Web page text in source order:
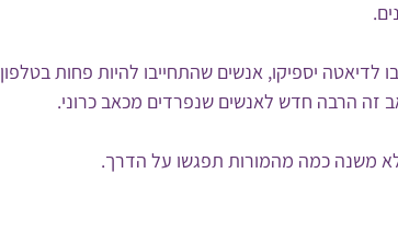
לדיאטה יספיקו, אנשים שהתחייבו להיות פחות בטלפון
זה הרבה חדש לאנשים שנפרדים מכאב כרוני.
משנה כמה מהמורות תפגשו על הדרך.